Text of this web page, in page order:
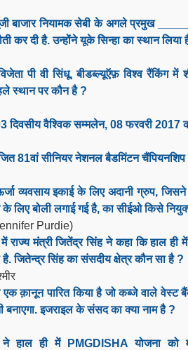
बाजार नियामक सेबी के अगले प्रमुख
कर दी है. उन्होंने यूके सिन्हा का स्थान लिया
पी वी सिंधू, बीडब्ल्यूऍफ़ विश्व रैंकिंग में
स्थान पर कौन है ?
दिवसीय वैश्विक सम्मलेन, 08 फरवरी
81वां सीनियर नेशनल बैडमिंटन
व्यवसाय इकाई के लिए अदानी ग्रुप,
लिए बोली लगाई गई है, का सीईओ किसे
Purdie)
राज्य मंत्री जितेंद्र सिंह ने कहा कि हाल ही
है. जितेन्द्र सिंह का संसदीय क्षेत्र कौन सा है ?
क़ानून पारित किया है जो कब्जे वाले वेस्ट
इजराइल के संसद का क्या नाम है ?
हाल ही में PMGDISHA योजना को